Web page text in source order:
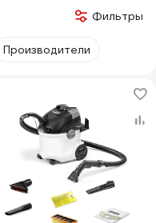
Фильтры
Производители